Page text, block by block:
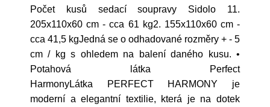
Počet kusů sedací soupravy Sidolo 11.
205x110x60 cm - cca 61 kg2. 155x110x60 cm -
cca 41,5 kgJedná se o odhadované rozměry + - 5
cm / kg s ohledem na balení daného kusu. •
Potahová látka Perfect
HarmonyLátka PERFECT HARMONY je
moderní a elegantní textilie, která je na dotek